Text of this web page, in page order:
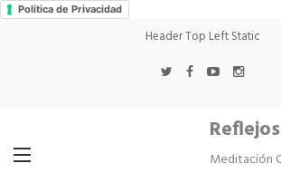
Política de Privacidad
Header Top Left Static
Meditación